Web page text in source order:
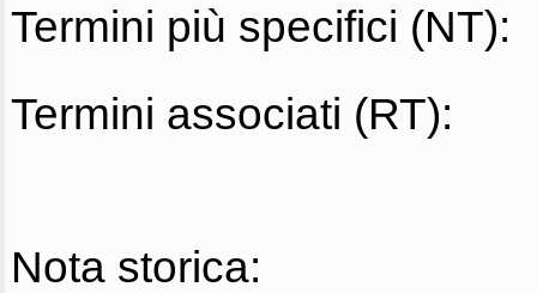
Termini più specifici (NT):
Termini associati (RT):
Nota storica: